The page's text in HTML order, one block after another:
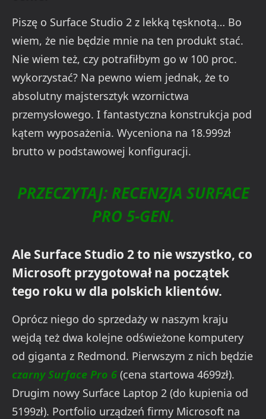
Piszę o Surface Studio 2 z lekką tęsknotą… Bo
wiem, że nie będzie mnie na ten produkt stać.
Nie wiem też, czy potrafiłbym go w 100 proc.
wykorzystać? Na pewno wiem jednak, że to
absolutny majstersztyk wzornictwa
przemysłowego. I fantastyczna konstrukcja pod
kątem wyposażenia. Wyceniona na 18.999zł
brutto w podstawowej konfiguracji.
PRZECZYTAJ: RECENZJA SURFACE
PRO 5-GEN.
Ale Surface Studio 2 to nie wszystko, co
Microsoft przygotował na początek
tego roku w dla polskich klientów.
Oprócz niego do sprzedaży w naszym kraju
wejdą też dwa kolejne odświeżone komputery
od giganta z Redmond. Pierwszym z nich będzie
czarny Surface Pro 6 (cena startowa 4699zł).
Drugim nowy Surface Laptop 2 (do kupienia od
5199zł). Portfolio urządzeń firmy Microsoft na